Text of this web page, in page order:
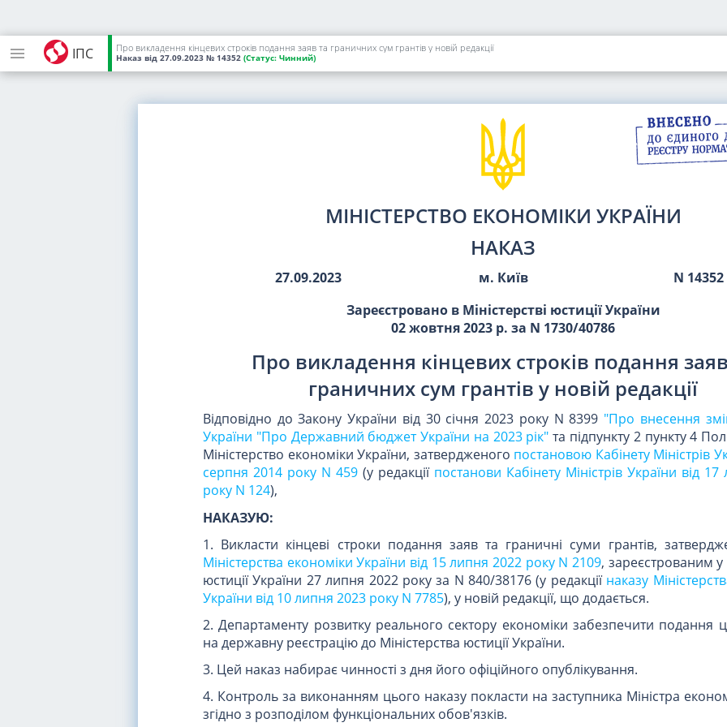
ІПС Про викладення кінцевих строків подання заяв та граничних сум грантів у новій редакції
Наказ від 27.09.2023 № 14352 (Статус: Чинний)
МІНІСТЕРСТВО ЕКОНОМІКИ УКРАЇНИ
НАКАЗ
27.09.2023 м. Київ
N 14352
Зареєстровано в Міністерстві юстиції України
02 жовтня 2023 р. за N 1730/40786
Про викладення кінцевих строків подання
граничних сум грантів у новій редакції
Відповідно до Закону України від 30 січня 2023 року N 8399 "Про внесення
України "Про Державний бюджет України на 2023 рік" та підпункту 2 пункту 4
Міністерство економіки України, затвердженого постановою Кабінету Міністрів
серпня 2014 року N 459 (у редакції постанови Кабінету Міністрів України від
року N 124),
НАКАЗУЮ:
1. Викласти кінцеві строки подання заяв та граничні суми грантів,
Міністерства економіки України від 15 липня 2022 року N 2109, зареєстрованим у
юстиції України 27 липня 2022 року за N 840/38176 (у редакції наказу
України від 10 липня 2023 року N 7785), у новій редакції, що додається.
2. Департаменту розвитку реального сектору економіки забезпечити подання
на державну реєстрацію до Міністерства юстиції України.
3. Цей наказ набирає чинності з дня його офіційного опублікування.
4. Контроль за виконанням цього наказу покласти на заступника Міністра
згідно з розподілом функціональних обов'язків.